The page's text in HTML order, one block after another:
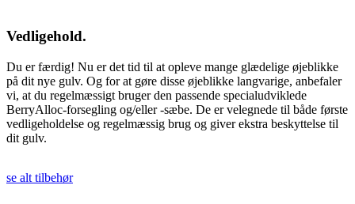
Vedligehold.
Du er færdig! Nu er det tid til at opleve mange glædelige øjeblikke
på dit nye gulv. Og for at gøre disse øjeblikke langvarige, anbefaler
vi, at du regelmæssigt bruger den passende specialudviklede
BerryAlloc-forsegling og/eller -sæbe. De er velegnede til både første
vedligeholdelse og regelmæssig brug og giver ekstra beskyttelse til
dit gulv.
se alt tilbehør